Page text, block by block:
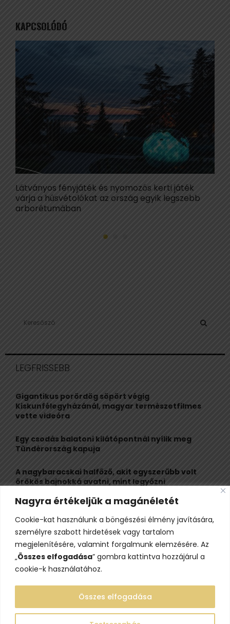
Nagyra értékeljük a magánéletét
Cookie-kat használunk a böngészési élmény javítására,
személyre szabott hirdetések vagy tartalom
megjelenítésére, valamint forgalmunk elemzésére. Az
„Összes elfogadása” gombra kattintva hozzájárul a
cookie-k használatához.
Összes elfogadása
KAPCSOLÓDÓ
Látványos fényjáték és nyomozós kerti játék
várja a húsvétolókat az ország egyik legszebb
arborétumában
h
o
r
:
R
LEGFRISSEBB
Gigantikus porördög söpört végig
Kiskunfélegyházánál, magyar természetfilmes
vette videóra
Egy csodás balatoni kilátópontnál nyílik meg
Tündérország kapuja
A nagybaracskai halfőző, akit egyszerűbb volt
örökös bajnokká avatni, mint legyőzni
10 érdekesség a hosszú útra készülő gólyákról
Kisvasútról nézheted a Perseidák hullócsillagait
ezen a különleges éjszakai programon